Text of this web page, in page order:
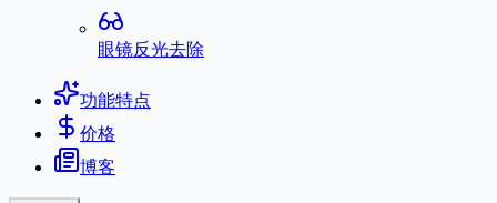
眼镜反光去除
功能特点
价格
博客